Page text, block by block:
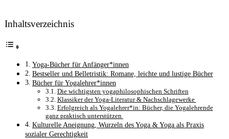
Inhaltsverzeichnis
Yoga-Bücher für Anfänger*innen
Bestseller und Belletristik: Romane, leichte und lustige Bücher
Bücher für Yogalehrer*innen
Die wichtigsten yogaphilosophischen Schriften
Klassiker der Yoga-Literatur & Nachschlagewerke
Erfolgreich als Yogalehrer*in: Bücher, die Yogalehrende
ganz praktisch unterstützen
Kulturelle Aneignung, Wurzeln des Yoga & Yoga als Praxis
sozialer Gerechtigkeit